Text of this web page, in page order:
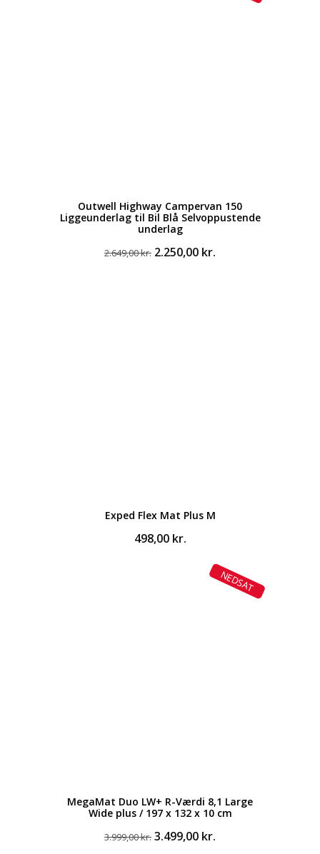
Outwell Highway Campervan 150
Liggeunderlag til Bil Blå Selvoppustende
underlag
2.649,00kr. Den
2.250,00 kr.
Exped Flex Mat Plus M
498,00 kr.
NEDSAT
MegaMat Duo LW+ R-Værdi 8,1 Large
Wide plus / 197 x 132 x 10 cm
3.999,00kr. Den
3.499,00 kr.